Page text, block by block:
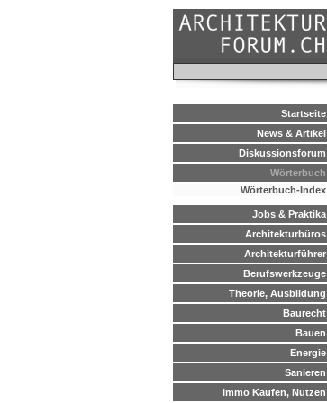
Startseite
News & Artikel
Diskussionsforum
Wörterbuch
Wörterbuch-Index
Jobs & Praktika
Architekturbüros
Architekturführer
Berufswerkzeuge
Theorie, Ausbildung
Baurecht
Bauen
Energie
Sanieren
Immo Kaufen, Nutzen